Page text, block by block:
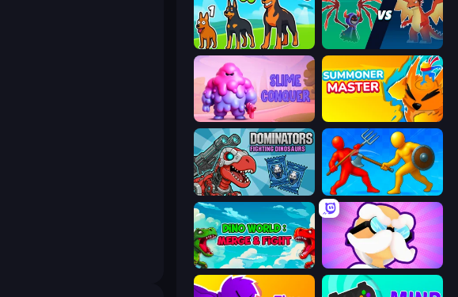
Dogs vs Aliens Monster Battle
Slime Conquer: Epic Battles Summoner Master
Dominators: Fighting Dinosaurs Epic Sword Battle! Fight in Arena
Dino World: Merge & Fight Mutant Idle